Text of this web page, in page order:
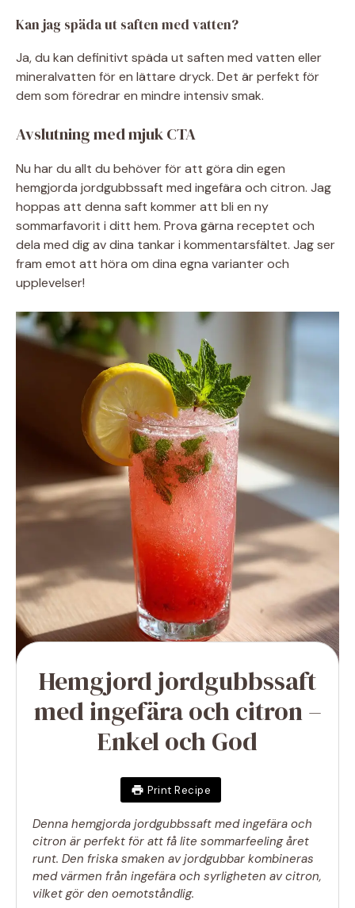
Kan jag späda ut saften med vatten?
Ja, du kan definitivt späda ut saften med vatten eller
mineralvatten för en lättare dryck. Det är perfekt för
dem som föredrar en mindre intensiv smak.
Avslutning med mjuk CTA
Nu har du allt du behöver för att göra din egen
hemgjorda jordgubbssaft med ingefära och citron. Jag
hoppas att denna saft kommer att bli en ny
sommarfavorit i ditt hem. Prova gärna receptet och
dela med dig av dina tankar i kommentarsfältet. Jag ser
fram emot att höra om dina egna varianter och
upplevelser!
Hemgjord jordgubbssaft
med ingefära och citron –
Enkel och God
Print Recipe
Denna hemgjorda jordgubbssaft med ingefära och
citron är perfekt för att få lite sommarfeeling året
runt. Den friska smaken av jordgubbar kombineras
med värmen från ingefära och syrligheten av citron,
vilket gör den oemotståndlig.